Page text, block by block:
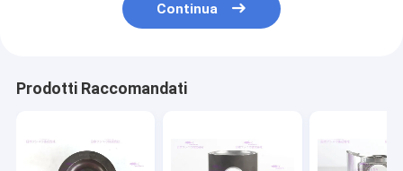
Continua
Prodotti Raccomandati